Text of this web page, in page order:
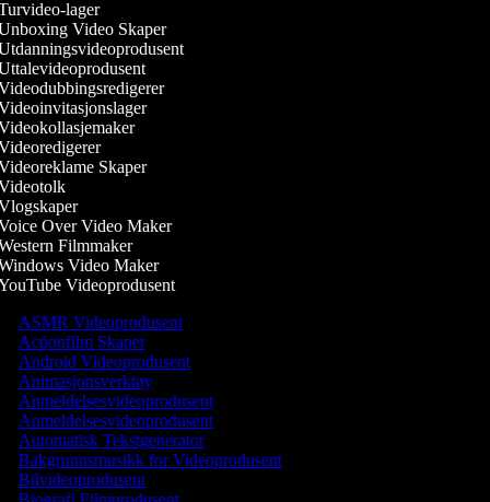
lager
Video Skaper
Skaper
Over Video Maker
Filmmaker
Video Maker
Videoprodusent
ASMR Videoprodusent
Actionfilm Skaper
Android Videoprodusent
Animasjonsverktøy
Anmeldelsesvideoprodusent
Anmeldelsesvideoprodusent
Automatisk Tekstgenerator
Bakgrunnsmusikk for Videoprodusent
Bilvideoprodusent